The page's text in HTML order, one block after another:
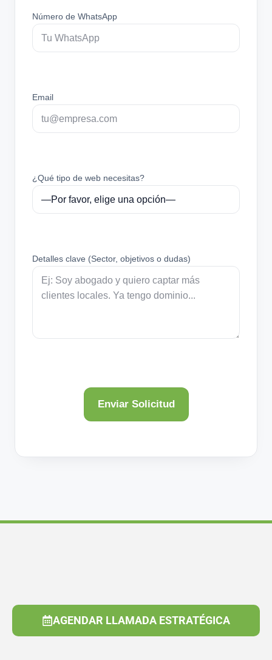
Número de WhatsApp
Email
¿Qué tipo de web necesitas?
Detalles clave (Sector, objetivos o dudas)
AGENDAR LLAMADA ESTRATÉGICA